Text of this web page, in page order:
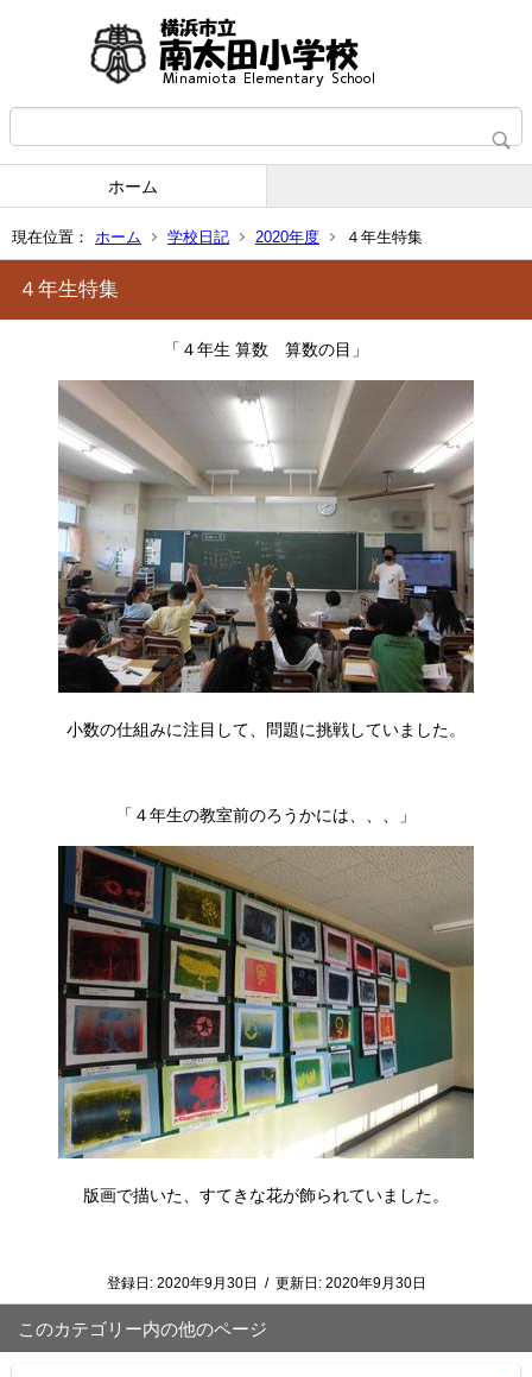
ホーム
現在位置： ホーム 学校日記 2020年度 ４年生特集
４年生特集
「４年生 算数 算数の目」
小数の仕組みに注目して、問題に挑戦していました。
「４年生の教室前のろうかには、、、」
版画で描いた、すてきな花が飾られていました。
登録日: 2020年9月30日 / 更新日: 2020年9月30日
このカテゴリー内の他のページ